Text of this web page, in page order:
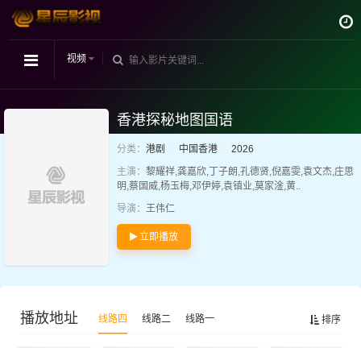
视频
香港探秘地图国语
分类： 港剧 中国香港
2026
主演： 黎耀祥,龚嘉欣,丁子朗,孔德贤,倪嘉雯,袁文杰,庄思
明,蔡国威,杨玉梅,邓伊婷,袁镇业,莫家淦,黄..
导演： 王伟仁
立即播放
排序
播放地址 线路四 线路二 线路一